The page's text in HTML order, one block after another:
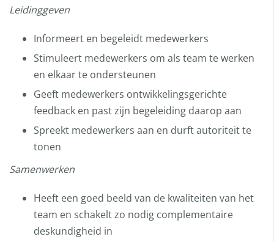
Leidinggeven
Informeert en begeleidt medewerkers
Stimuleert medewerkers om als team te werken
en elkaar te ondersteunen
Geeft medewerkers ontwikkelingsgerichte
feedback en past zijn begeleiding daarop aan
Spreekt medewerkers aan en durft autoriteit te
tonen
Samenwerken
Heeft een goed beeld van de kwaliteiten van het
team en schakelt zo nodig complementaire
deskundigheid in